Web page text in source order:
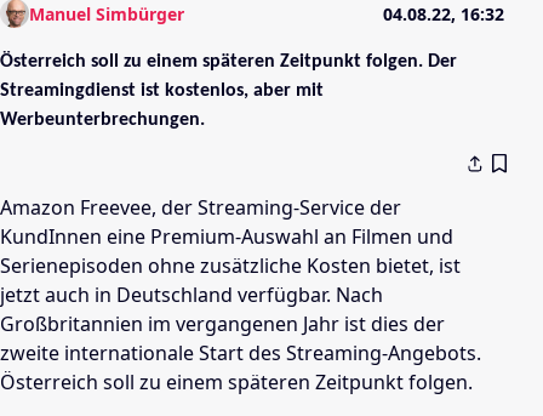
Manuel Simbürger 04.08.22, 16:32
Österreich soll zu einem späteren Zeitpunkt folgen. Der
Streamingdienst ist kostenlos, aber mit
Werbeunterbrechungen.
Amazon Freevee, der Streaming-Service der
KundInnen eine Premium-Auswahl an Filmen und
Serienepisoden ohne zusätzliche Kosten bietet, ist
jetzt auch in Deutschland verfügbar. Nach
Großbritannien im vergangenen Jahr ist dies der
zweite internationale Start des Streaming-Angebots.
Österreich soll zu einem späteren Zeitpunkt folgen.